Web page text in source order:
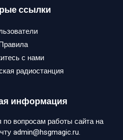
ссылки
с нами
радиостанция
информация
вопросам работы сайта на
admin@hsgmagic.ru.